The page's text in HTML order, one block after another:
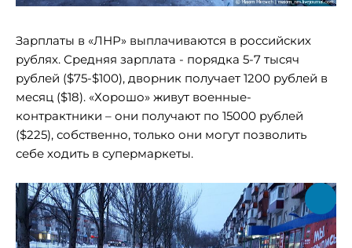
Зарплаты в «ЛНР» выплачиваются в российских
рублях. Средняя зарплата - порядка 5-7 тысяч
рублей ($75-$100), дворник получает 1200 рублей в
месяц ($18). «Хорошо» живут военные-
контрактники – они получают по 15000 рублей
($225), собственно, только они могут позволить
себе ходить в супермаркеты.